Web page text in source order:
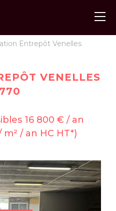
Entrepôt Venelles
VENELLES
16 800 € / an
m² / an HC HT*)